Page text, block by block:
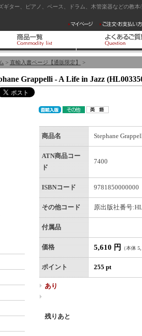
ター、ピアノ、ベース、ドラム、木管楽器などの教本/
> 直輸入書ページ【通販限定】 >
Grappelli - A Life in Jazz
商品名 Stephane
ATN商品コー
ド
7400
ISBNコード 9781850000000
その他コード 原出版社番号
付属品
価格 5,610 円 （本体
ポイント 255 pt
あり
残りあと